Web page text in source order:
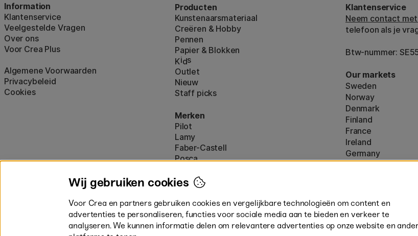
Information
Klantenservice
Veelgestelde Vragen
Over ons
Voor Crea Plus
Algemene Voorwaarden
Privacybeleid
Cookies
Producten
Kunstenaarsmateriaal
Creëren & Hobby
Pennen
Papier & Blokken
Kids
Outlet
Nieuw
Staff picks
Merken
Pilot
Lamy
Faber-Castell
Posca
Alle merken (160)
Klantenservice
Neem contact
telefoon als je
Btw-nummer:
Our markets
Sweden
Norway
Denmark
Finland
France
Ireland
Germany
UK
volumineuze
Wij gebruiken cookies
Voor Crea en partners gebruiken cookies en vergelijkbare technologieën om content en
advertenties te personaliseren, functies voor sociale media aan te bieden en verkeer te
analyseren. We kunnen informatie delen om relevantere advertenties op onze website en